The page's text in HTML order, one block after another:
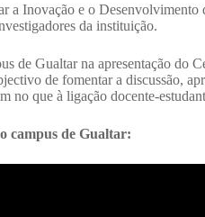
a Inovação e o
da instituição.
de Gualtar na apresentação do
de fomentar a discussão,
no que à ligação docente-
campus de Gualtar: